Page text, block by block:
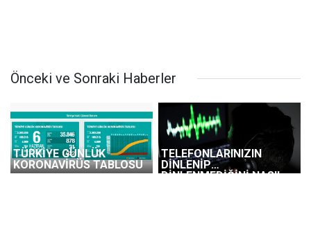
Önceki ve Sonraki Haberler
TÜRKİYE GÜNLÜK
KORONAVİRÜS TABLOSU
TELEFONLARINIZIN
DİNLENİP
DİNLENMEDİĞİNİ NASIL